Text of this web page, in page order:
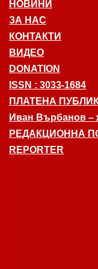
НОВИНИ
ЗА НАС
КОНТАКТИ
ВИДЕО
DONATION
ISSN : 3033-1684
ПЛАТЕНА
Иван Върбанов –
РЕДАКЦИОННА
REPORTER